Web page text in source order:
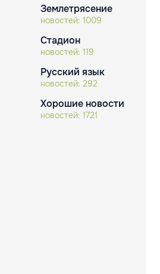
Землетрясение
новостей: 1009
Стадион
новостей: 119
Русский язык
новостей: 292
Хорошие новости
новостей: 1721